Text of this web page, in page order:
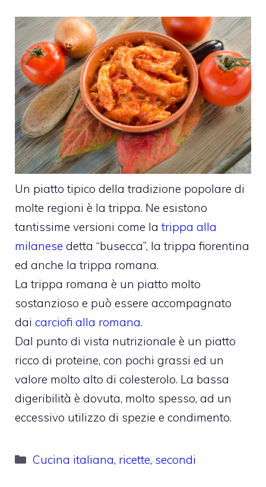
Un piatto tipico della tradizione popolare di
molte regioni è la trippa. Ne esistono
tantissime versioni come la trippa alla
milanese detta “busecca”, la trippa fiorentina
ed anche la trippa romana.
La trippa romana è un piatto molto
sostanzioso e può essere accompagnato
dai carciofi alla romana.
Dal punto di vista nutrizionale è un piatto
ricco di proteine, con pochi grassi ed un
valore molto alto di colesterolo. La bassa
digeribilità è dovuta, molto spesso, ad un
eccessivo utilizzo di spezie e condimento.
Categorie
Cucina italiana, ricette, secondi